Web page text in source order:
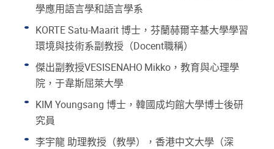
學應用語言學和語言學系
KORTE Satu-Maarit 博士，芬蘭赫爾辛基大學學習
環境與技術系副教授（Docent職稱）
傑出副教授VESISENAHO Mikko，教育與心理學
院，于韋斯屈萊大學
KIM Youngsang 博士，韓國成均館大學博士後研
究員
李宇龍 助理教授（教學），香港中文大學（深